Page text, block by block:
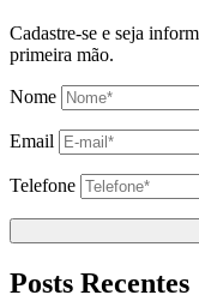
Cadastre-se e seja
primeira mão.
Nome
Email
Telefone
Posts Recentes